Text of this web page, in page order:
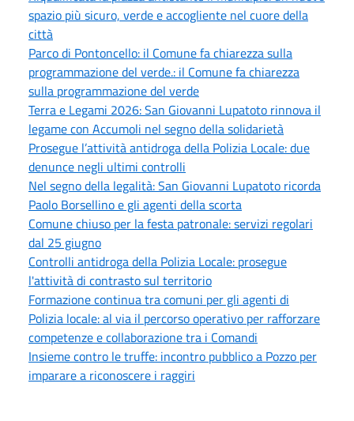
spazio più sicuro, verde e accogliente nel cuore della
città
Parco di Pontoncello: il Comune fa chiarezza sulla
programmazione del verde.: il Comune fa chiarezza
sulla programmazione del verde
Terra e Legami 2026: San Giovanni Lupatoto rinnova il
legame con Accumoli nel segno della solidarietà
Prosegue l’attività antidroga della Polizia Locale: due
denunce negli ultimi controlli
Nel segno della legalità: San Giovanni Lupatoto ricorda
Paolo Borsellino e gli agenti della scorta
Comune chiuso per la festa patronale: servizi regolari
dal 25 giugno
Controlli antidroga della Polizia Locale: prosegue
l'attività di contrasto sul territorio
Formazione continua tra comuni per gli agenti di
Polizia locale: al via il percorso operativo per rafforzare
competenze e collaborazione tra i Comandi
Insieme contro le truffe: incontro pubblico a Pozzo per
imparare a riconoscere i raggiri